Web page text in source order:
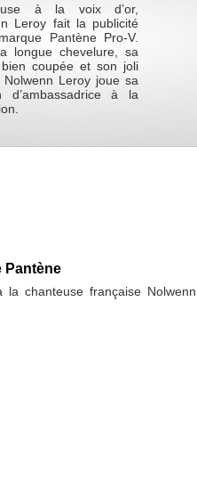
à la voix d’or,
Leroy fait la publicité
Pantène Pro-V.
longue chevelure, sa
coupée et son joli
Nolwenn Leroy joue sa
d’ambassadrice à la
Pantène
chanteuse française Nolwenn